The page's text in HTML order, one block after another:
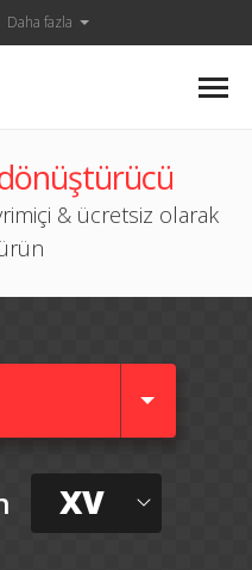
Daha fazla
& ücretsiz olarak
XV